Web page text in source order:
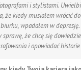
i stylistami.
że kiedy musiałem wrócić
wpadałem w depresję.
sprawę, że chcę się
i opowiadać